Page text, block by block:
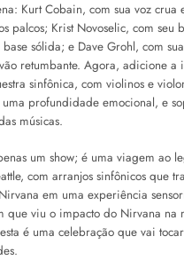
Kurt Cobain, com sua voz crua
palcos; Krist Novoselic, com seu
sólida; e Dave Grohl, com
retumbante. Agora, adicione a
sinfônica, com violinos e
profundidade emocional, e
músicas.
um show; é uma viagem ao
com arranjos sinfônicos que
em uma experiência
que viu o impacto do Nirvana na
é uma celebração que vai